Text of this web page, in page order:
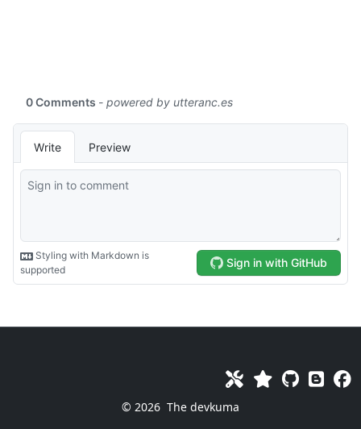
© 2026 The devkuma